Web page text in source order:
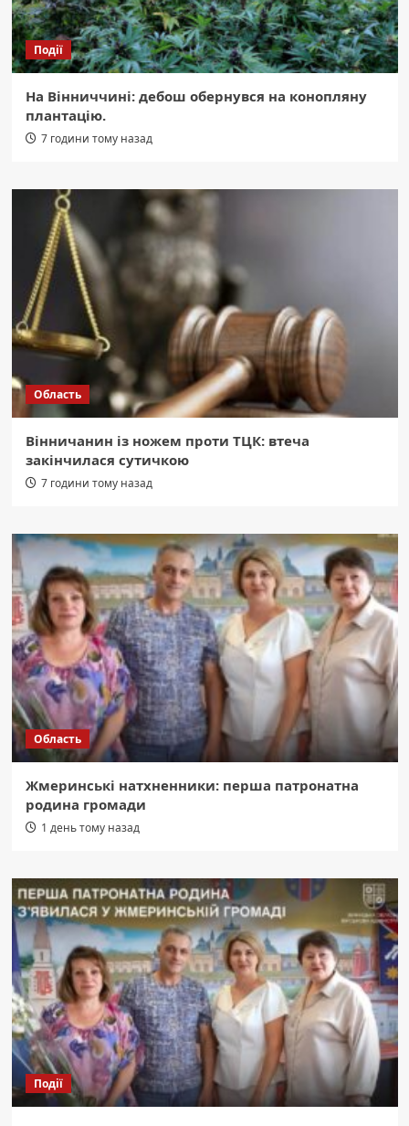
Події
На Вінниччині: дебош обернувся на конопляну
плантацію.
7 години тому назад
Область
Вінничанин із ножем проти ТЦК: втеча
закінчилася сутичкою
7 години тому назад
Область
Жмеринські натхненники: перша патронатна
родина громади
1 день тому назад
Події